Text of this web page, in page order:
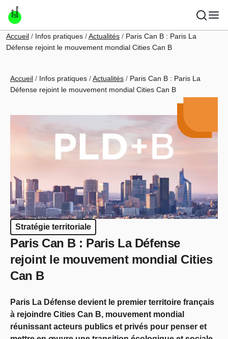
Aller au contenu principal
Fil d'Ariane
Accueil Infos pratiques Actualités
Paris Can B : Paris La
Défense rejoint le mouvement mondial Cities Can B
Fil d'Ariane
Accueil Infos pratiques Actualités
Paris Can B : Paris La
Défense rejoint le mouvement mondial Cities Can B
Stratégie territoriale
Paris Can B : Paris La Défense
rejoint le mouvement mondial Cities
Can B
Paris La Défense devient le premier territoire français
à rejoindre Cities Can B, mouvement mondial
réunissant acteurs publics et privés pour penser et